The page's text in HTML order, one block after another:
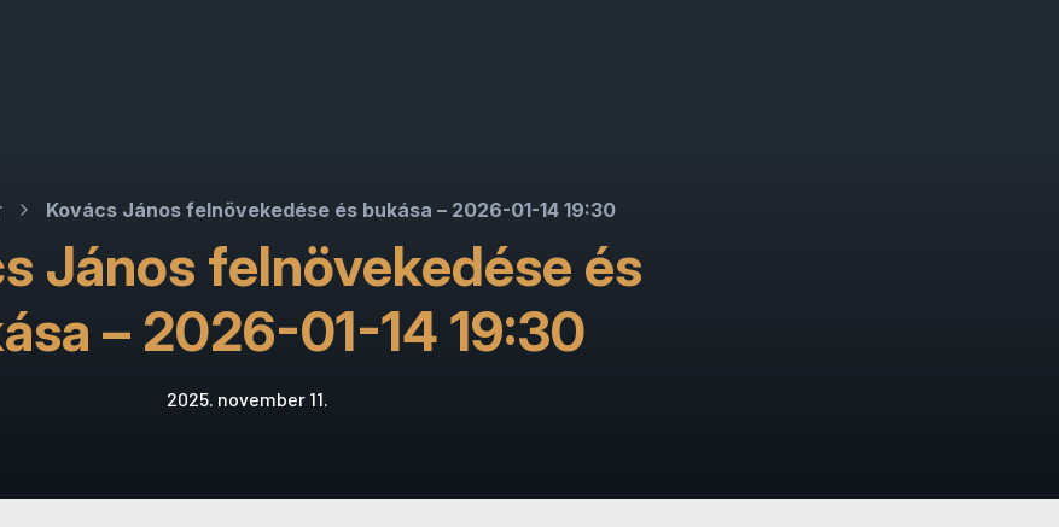
Kovács János felnövekedése és bukása – 2026-01-14 19:30
János felnövekedése és
– 2026-01-14 19:30
2025. november 11.